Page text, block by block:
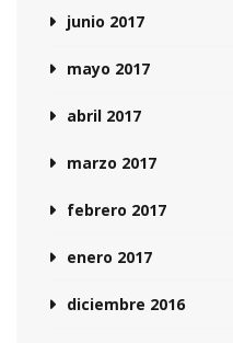
junio 2017
mayo 2017
abril 2017
marzo 2017
febrero 2017
enero 2017
diciembre 2016